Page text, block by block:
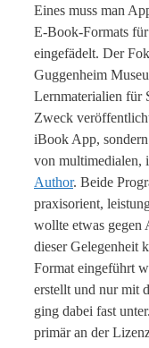
Eines muss man
E-Book-Formats für
eingefädelt. Der
Guggenheim
Lernmaterialien für
Zweck
iBook App,
von multimedialen,
Author. Beide
praxisorient,
wollte etwas gegen
dieser Gelegenheit
Format eingeführt
erstellt und nur mit
ging dabei fast
primär an der